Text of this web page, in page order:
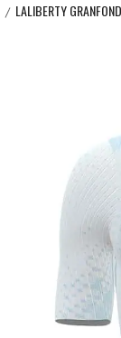
LALIBERTY